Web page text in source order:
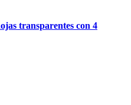
transparentes con 4